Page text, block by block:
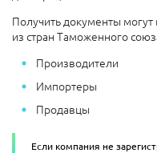
Получить документы
из стран Таможенного
Производители
Импортеры
Продавцы
Если компания не